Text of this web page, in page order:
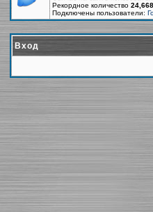
Рекордное количество 24,668
Подключены пользователи:
Вход